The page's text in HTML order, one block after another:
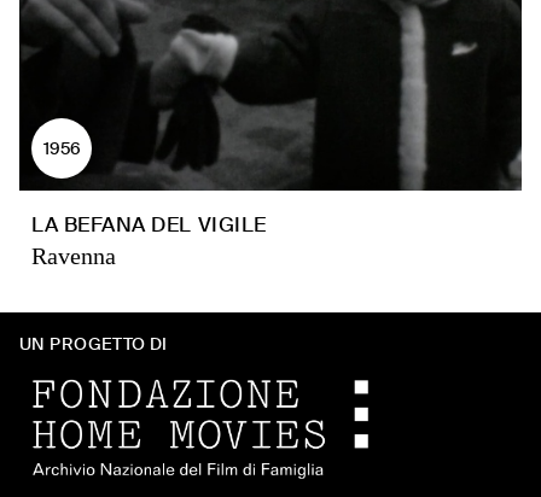
1956
LA BEFANA DEL VIGILE
Ravenna
UN PROGETTO DI